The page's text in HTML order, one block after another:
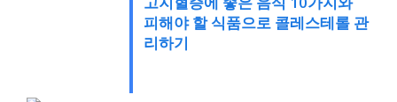
피해야 할 식품으로 콜레스테롤 관
리하기